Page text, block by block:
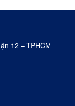
12 – TPHCM